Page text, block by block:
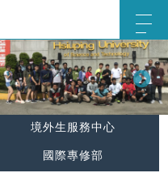
境外生服務中心
國際專修部